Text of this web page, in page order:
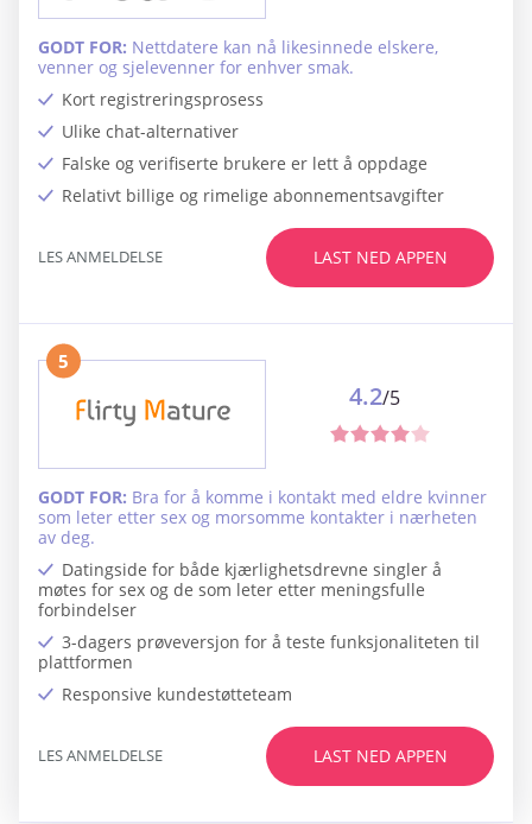
Kort registreringsprosess
Ulike chat-alternativer
Falske og verifiserte brukere er lett å oppdage
Relativt billige og rimelige abonnementsavgifter
GODT FOR: Nettdatere kan nå likesinnede elskere,
venner og sjelevenner for enhver smak.
LAST NED APPEN
LES ANMELDELSE
5
Datingside for både kjærlighetsdrevne singler å
møtes for sex og de som leter etter meningsfulle
forbindelser
3-dagers prøveversjon for å teste funksjonaliteten til
plattformen
Responsive kundestøtteteam
GODT FOR: Bra for å komme i kontakt med eldre kvinner
som leter etter sex og morsomme kontakter i nærheten
av deg.
4.2/5
LAST NED APPEN
LES ANMELDELSE